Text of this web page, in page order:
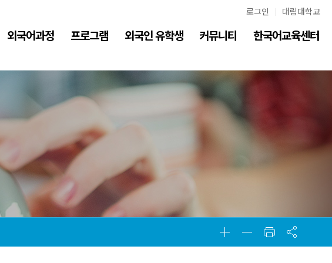
외국어과정 프로그램 외국인 유학생 커뮤니티 한국어교육센터
로그인 대림대학교